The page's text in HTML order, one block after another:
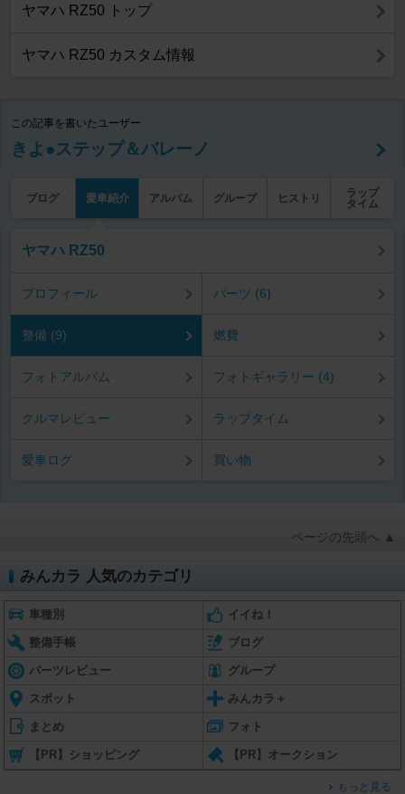
ヤマハ RZ50 トップ
ヤマハ RZ50 カスタム情報
この記事を書いたユーザー
きよ●ステップ＆バレーノ
ブログ 愛車紹介 アルバム グループ ヒストリ
ラップ
タイム
ヤマハ RZ50
プロフィール パーツ (6)
整備 (9) 燃費
フォトアルバム フォトギャラリー (4)
クルマレビュー ラップタイム
愛車ログ 買い物
ページの先頭へ ▲
みんカラ 人気のカテゴリ
車種別 イイね！
整備手帳 ブログ
パーツレビュー グループ
スポット みんカラ＋
まとめ フォト
【PR】ショッピング 【PR】オークション
もっと見る